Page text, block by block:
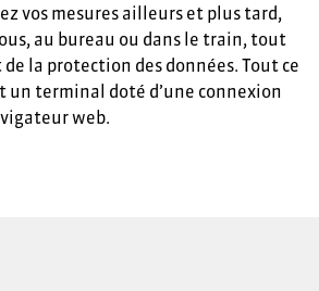
vos mesures ailleurs et plus tard,
au bureau ou dans le train, tout
de la protection des données. Tout ce
un terminal doté d’une connexion
web.